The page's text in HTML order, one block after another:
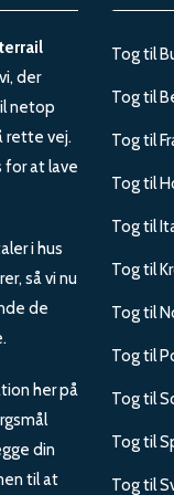
der
netop
rette vej.
at lave
i hus
så vi nu
de
her på
din
til at
Tog til
Tog til
Tog til
Tog til
Tog til
Tog til
Tog til
Tog til
Tog til
Tog til
Tog til